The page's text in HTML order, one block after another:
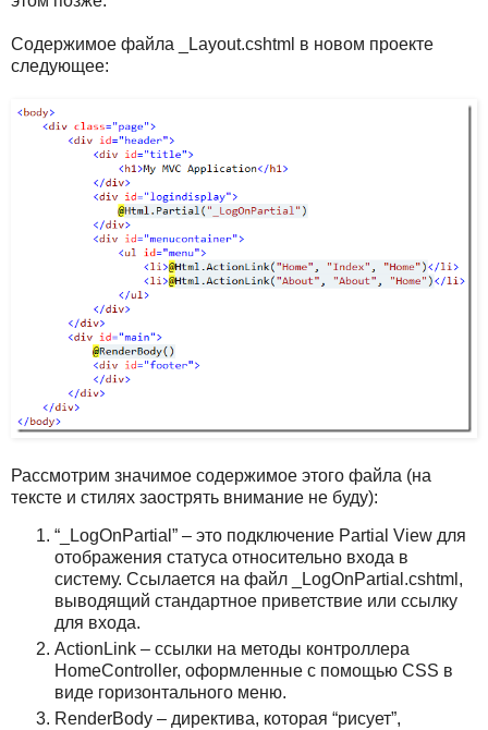
Содержимое файла _Layout.cshtml в новом проекте
следующее:
Рассмотрим значимое содержимое этого файла (на
тексте и стилях заострять внимание не буду):
“_LogOnPartial” – это подключение Partial View для
отображения статуса относительно входа в
систему. Ссылается на файл _LogOnPartial.cshtml,
выводящий стандартное приветствие или ссылку
для входа.
ActionLink – ссылки на методы контроллера
HomeController, оформленные с помощью CSS в
виде горизонтального меню.
RenderBody – директива, которая “рисует”,